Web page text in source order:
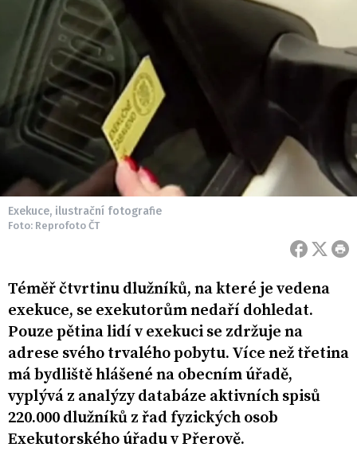
Exekuce, ilustrační fotografie
Foto: Reprofoto ČT
Téměř čtvrtinu dlužníků, na které je vedena
exekuce, se exekutorům nedaří dohledat.
Pouze pětina lidí v exekuci se zdržuje na
adrese svého trvalého pobytu. Více než třetina
má bydliště hlášené na obecním úřadě,
vyplývá z analýzy databáze aktivních spisů
220.000 dlužníků z řad fyzických osob
Exekutorského úřadu v Přerově.